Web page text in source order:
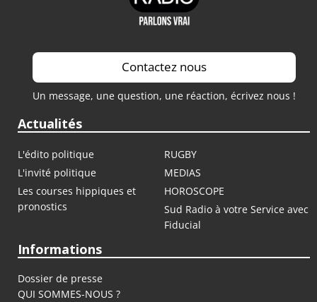
Contactez nous
Un message, une question, une réaction, écrivez nous !
Actualités
L'édito politique
RUGBY
L'invité politique
MEDIAS
Les courses hippiques et
pronostics
HOROSCOPE
Sud Radio à votre Service avec
Fiducial
Informations
Dossier de presse
QUI SOMMES-NOUS ?